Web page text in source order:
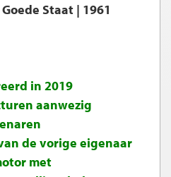
Staat | 1961
in 2019
aanwezig
de vorige eigenaar
met